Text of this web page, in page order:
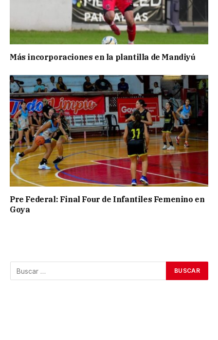
Más incorporaciones en la plantilla de Mandiyú
Pre Federal: Final Four de Infantiles Femenino en
Goya